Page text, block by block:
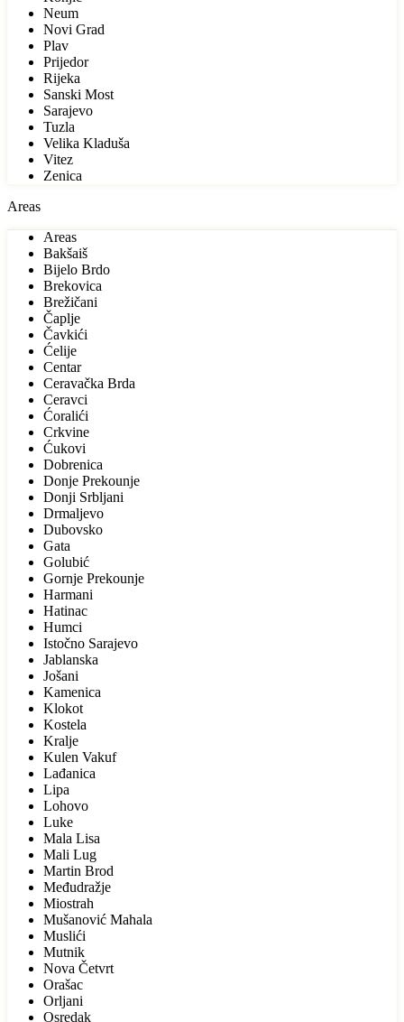
Neum
Novi Grad
Plav
Prijedor
Rijeka
Sanski Most
Sarajevo
Tuzla
Velika Kladuša
Vitez
Zenica
Areas
Areas
Bakšaiš
Bijelo Brdo
Brekovica
Brežičani
Čaplje
Čavkići
Ćelije
Centar
Ceravačka Brda
Ceravci
Ćoralići
Crkvine
Ćukovi
Dobrenica
Donje Prekounje
Donji Srbljani
Drmaljevo
Dubovsko
Gata
Golubić
Gornje Prekounje
Harmani
Hatinac
Humci
Istočno Sarajevo
Jablanska
Jošani
Kamenica
Klokot
Kostela
Kralje
Kulen Vakuf
Lađanica
Lipa
Lohovo
Luke
Mala Lisa
Mali Lug
Martin Brod
Međudražje
Miostrah
Mušanović Mahala
Muslići
Mutnik
Nova Četvrt
Orašac
Orljani
Osredak